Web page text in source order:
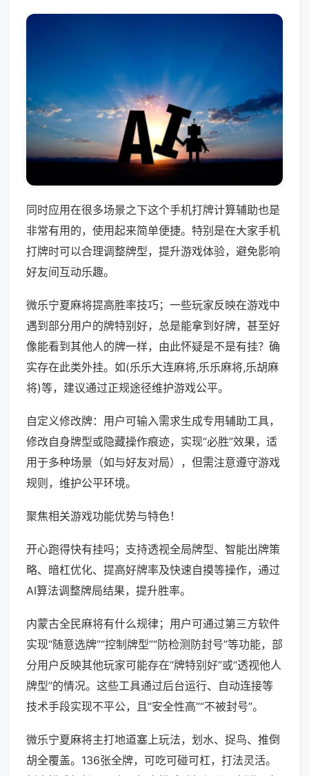
同时应用在很多场景之下这个手机打牌计算辅助也是
非常有用的，使用起来简单便捷。特别是在大家手机
打牌时可以合理调整牌型，提升游戏体验，避免影响
好友间互动乐趣。
微乐宁夏麻将提高胜率技巧；一些玩家反映在游戏中
遇到部分用户的牌特别好，总是能拿到好牌，甚至好
像能看到其他人的牌一样，由此怀疑是不是有挂？确
实存在此类外挂。如(乐乐大连麻将,乐乐麻将,乐胡麻
将)等，建议通过正规途径维护游戏公平。
自定义修改牌：用户可输入需求生成专用辅助工具，
修改自身牌型或隐藏操作痕迹，实现“必胜”效果，适
用于多种场景（如与好友对局），但需注意遵守游戏
规则，维护公平环境。
聚焦相关游戏功能优势与特色！
开心跑得快有挂吗；支持透视全局牌型、智能出牌策
略、暗杠优化、提高好牌率及快速自摸等操作，通过
AI算法调整牌局结果，提升胜率。
内蒙古全民麻将有什么规律；用户可通过第三方软件
实现“随意选牌”“控制牌型”“防检测防封号”等功能，部
分用户反映其他玩家可能存在“牌特别好”或“透视他人
牌型”的情况。这些工具通过后台运行、自动连接等
技术手段实现不平公，且“安全性高”“不被封号”。
微乐宁夏麻将主打地道塞上玩法，划水、捉鸟、推倒
胡全覆盖。136张全牌，可吃可碰可杠，打法灵活。